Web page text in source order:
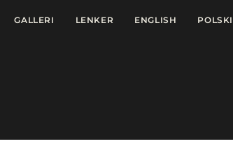
GALLERI LENKER ENGLISH POLSKI